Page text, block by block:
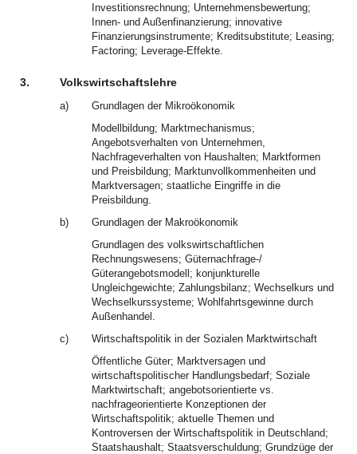
Investitionsrechnung; Unternehmensbewertung;
Innen- und Außenfinanzierung; innovative
Finanzierungsinstrumente; Kreditsubstitute; Leasing;
Factoring; Leverage-Effekte.
3. Volkswirtschaftslehre
a)
Grundlagen der Mikroökonomik
Modellbildung; Marktmechanismus;
Angebotsverhalten von Unternehmen,
Nachfrageverhalten von Haushalten; Marktformen
und Preisbildung; Marktunvollkommenheiten und
Marktversagen; staatliche Eingriffe in die
Preisbildung.
b)
Grundlagen der Makroökonomik
Grundlagen des volkswirtschaftlichen
Rechnungswesens; Güternachfrage-/
Güterangebotsmodell; konjunkturelle
Ungleichgewichte; Zahlungsbilanz; Wechselkurs und
Wechselkurssysteme; Wohlfahrtsgewinne durch
Außenhandel.
c)
Wirtschaftspolitik in der Sozialen Marktwirtschaft
Öffentliche Güter; Marktversagen und
wirtschaftspolitischer Handlungsbedarf; Soziale
Marktwirtschaft; angebotsorientierte vs.
nachfrageorientierte Konzeptionen der
Wirtschaftspolitik; aktuelle Themen und
Kontroversen der Wirtschaftspolitik in Deutschland;
Staatshaushalt; Staatsverschuldung; Grundzüge der